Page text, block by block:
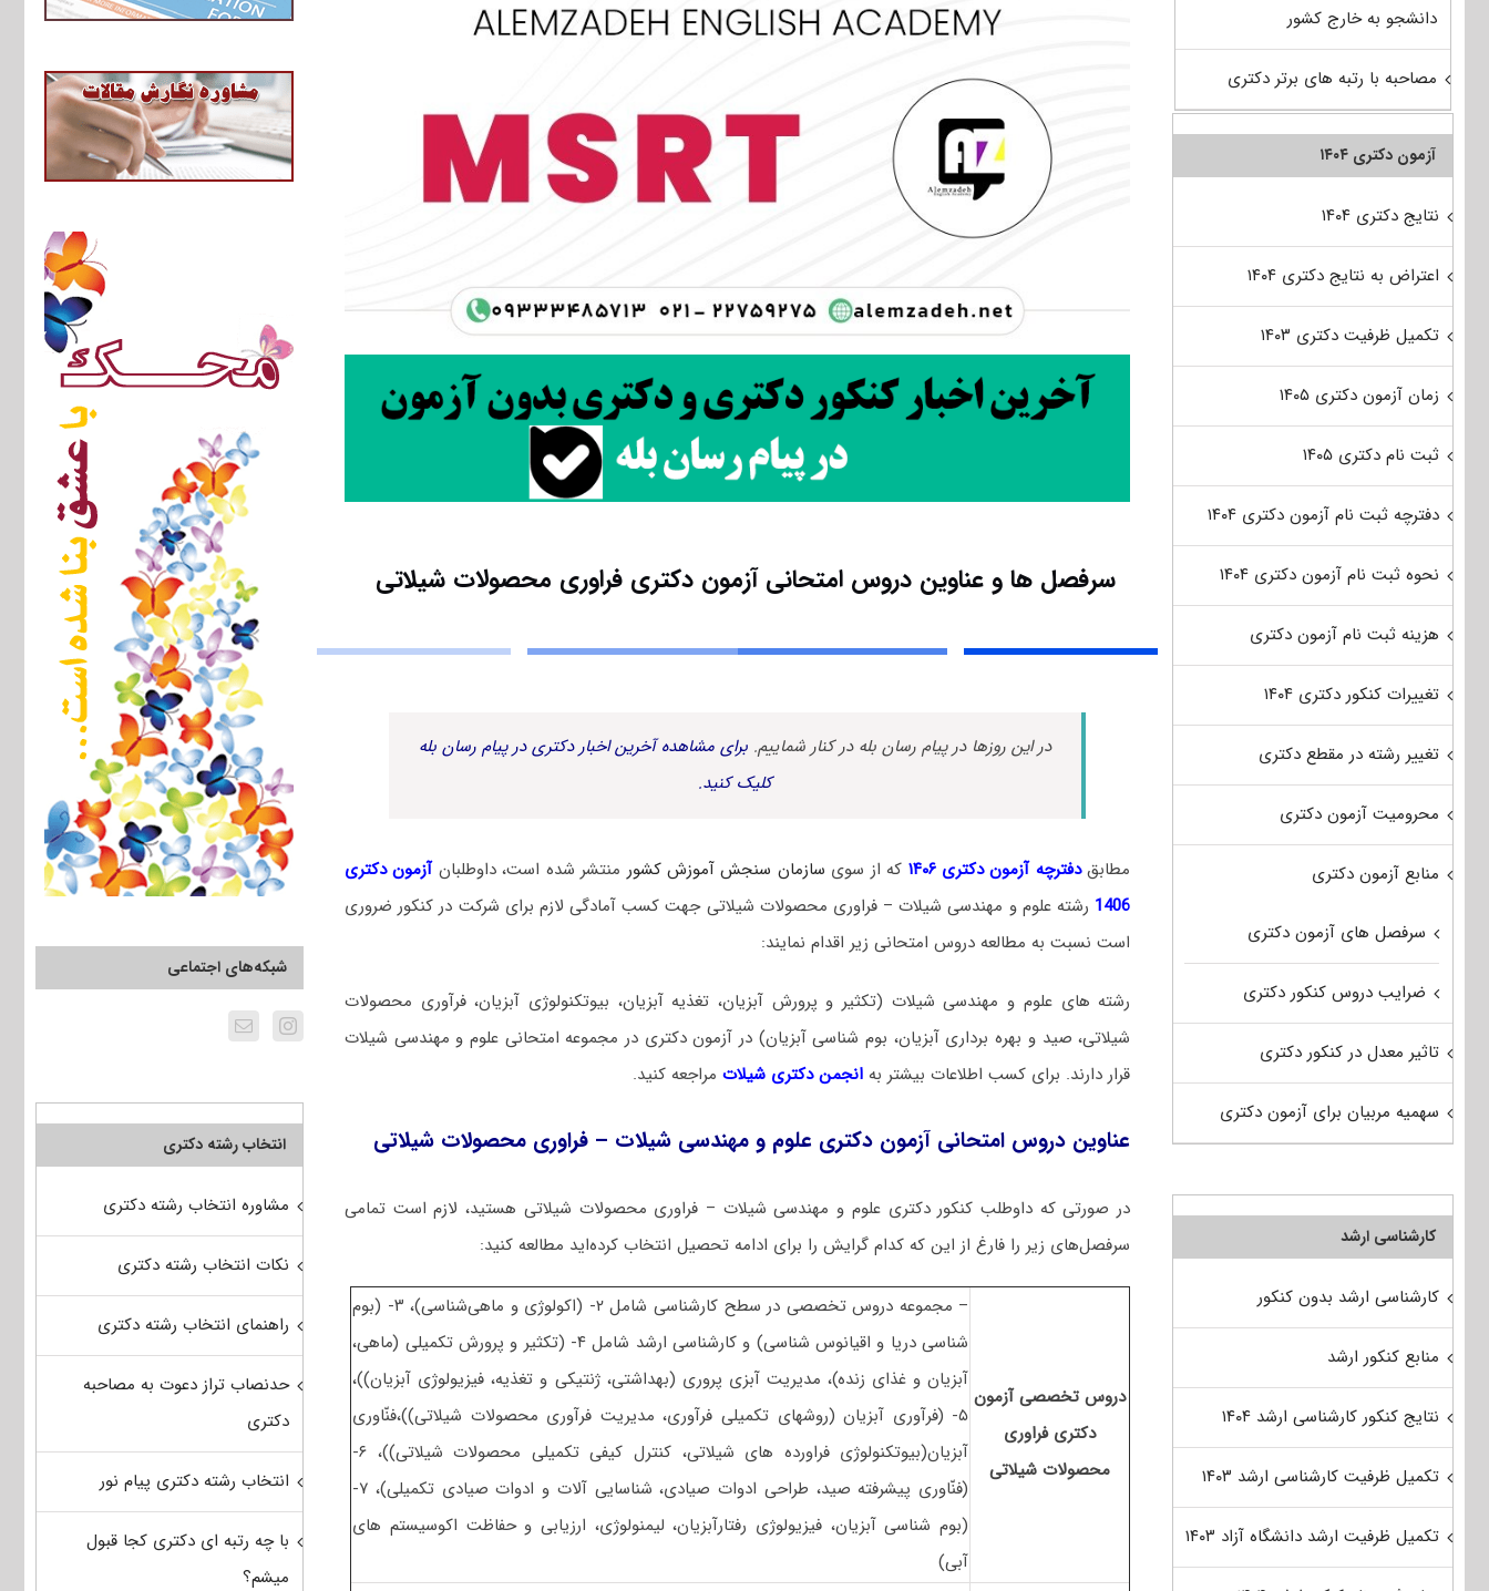
سرفصل ها و عناوین دروس امتحانی آزمون دکتری فراوری محصولات شیلاتی
در این روزها در پیام رسان بله در کنار شماییم. برای مشاهده آخرین اخبار دکتری در پیام رسان بله
کلیک کنید.
مطابق دفترچه آزمون دکتری ۱۴۰۶ که از سوی سازمان سنجش آموزش کشور منتشر شده است، داوطلبان آزمون دکتری
1406 رشتهعلوم و مهندسی شیلات – فراوری محصولات شیلاتی جهت کسب آمادگی لازم برای شرکت در کنکور ضروری
است نسبت به مطالعه دروس امتحانی زیر اقدام نمایند:
رشته‌ های علوم و مهندسی شیلات (تکثیر و پرورش آبزیان، تغذیه آبزیان، بیوتکنولوژی آبزیان، فرآوری محصولات
شیلاتی، صید و بهره برداری آبزیان، بوم شناسی آبزیان) در آزمون دکتری در مجموعه امتحانی علوم و مهندسی شیلات
قرار دارند. برای کسب اطلاعات بیشتر به انجمن دکتری شیلاتمراجعه کنید.
عناوین دروس امتحانی آزمون دکتری علوم و مهندسی شیلات – فراوری محصولات شیلاتی
در صورتی که داوطلب کنکور دکتری علوم و مهندسی شیلات – فراوری محصولات شیلاتی هستید، لازم است تمامی
سرفصل‌های زیر را فارغ از این که کدام گرایش را برای ادامه تحصیل انتخاب کرده‌اید مطالعه کنید:
دروس تخصصی آزمون
دکتری فراوری
محصولات شیلاتی
– مجموعه دروس تخصصی در سطح کارشناسی شامل ۲- (اکولوژی و ماهی‌شناسی)، ۳- (بوم
شناسی دریا و اقیانوس شناسی) و کارشناسی ارشد شامل ۴- (تکثیر و پرورش تکمیلی (ماهی،
آبزیان و غذای زنده)، مدیریت آبزی پروری (بهداشتی، ژنتیکی و تغذیه، فیزیولوژی آبزیان))،
۵- (فرآوری آبزیان (روشهای تکمیلی فرآوری، مدیریت فرآوری محصولات شیلاتی))،فنّاوری
آبزیان(بیوتکنولوژی فراورده های شیلاتی، کنترل کیفی تکمیلی محصولات شیلاتی))، ۶-
(فنّاوری پیشرفته صید، طراحی ادوات صیادی، شناسایی آلات و ادوات صیادی تکمیلی)، ۷-
(بوم شناسی آبزیان، فیزیولوژی رفتارآبزیان، لیمنولوژی، ارزیابی و حفاظت اکوسیستم های
آبی)
شبکه‌های اجتماعی
انتخاب رشته دکتری
مشاوره انتخاب رشته دکتری
نکات انتخاب رشته دکتری
راهنمای انتخاب رشته دکتری
حدنصاب تراز دعوت به مصاحبه
دکتری
انتخاب رشته دکتری پیام نور
با چه رتبه ای دکتری کجا قبول
میشم؟
دانشجو به خارج کشور
مصاحبه با رتبه های برتر دکتری
آزمون دکتری ۱۴۰۴
نتایج دکتری ۱۴۰۴
اعتراض به نتایج دکتری ۱۴۰۴
تکمیل ظرفیت دکتری ۱۴۰۳
زمان آزمون دکتری ۱۴۰۵
ثبت نام دکتری ۱۴۰۵
دفترچه ثبت نام آزمون دکتری ۱۴۰۴
نحوه ثبت نام آزمون دکتری ۱۴۰۴
هزینه ثبت نام آزمون دکتری
تغییرات کنکور دکتری ۱۴۰۴
تغییر رشته در مقطع دکتری
محرومیت آزمون دکتری
منابع آزمون دکتری
سرفصل های آزمون دکتری
ضرایب دروس کنکور دکتری
تاثیر معدل در کنکور دکتری
سهمیه مربیان برای آزمون دکتری
کارشناسی ارشد
کارشناسی ارشد بدون کنکور
منابع کنکور ارشد
نتایج کنکور کارشناسی ارشد ۱۴۰۴
تکمیل ظرفیت کارشناسی ارشد ۱۴۰۳
تکمیل ظرفیت ارشد دانشگاه آزاد ۱۴۰۳